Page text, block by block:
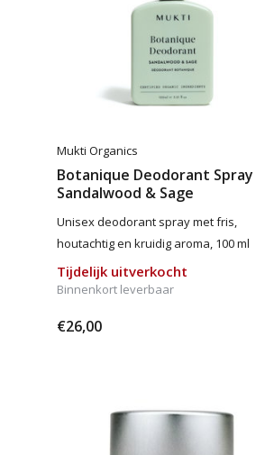
Mukti Organics
Botanique Deodorant Spray
Sandalwood & Sage
Unisex deodorant spray met fris,
houtachtig en kruidig aroma, 100 ml
Tijdelijk uitverkocht
Binnenkort leverbaar
€26,00